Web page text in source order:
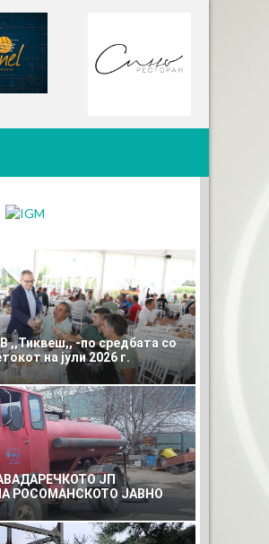
,,Тиквеш,, -по средбата со
на јули 2026 г.
ЈП
РОСОМАНСКОТО ЈАВНО
КОМУНАЛНО УСЛУГИ